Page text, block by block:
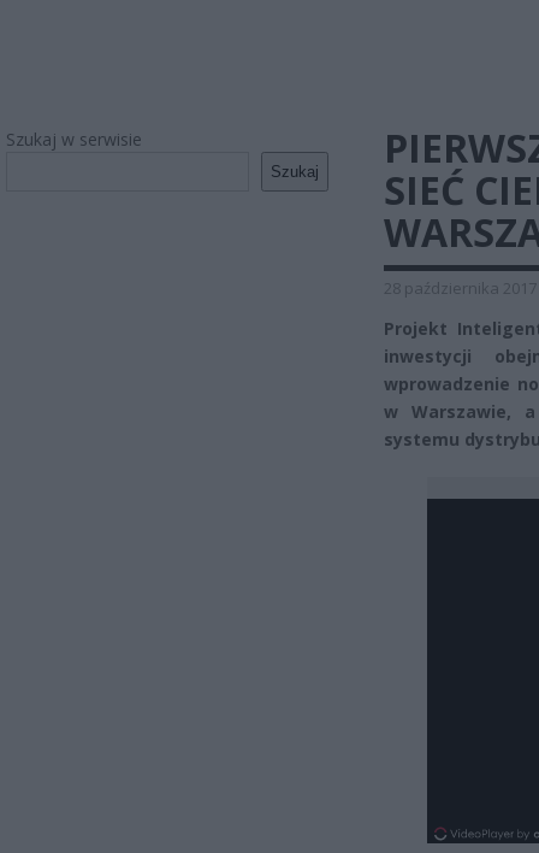
Szukaj w serwisie
Szukaj
SIEĆ
28 października 2017
Projekt
inwestycji
wprowadzenie
w Warszawie,
systemu